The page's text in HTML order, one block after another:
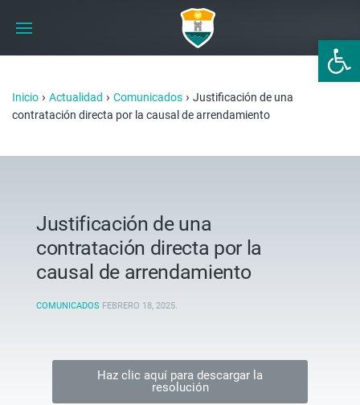
Abrir
Inicio › Actualidad › Comunicados › Justificación de una
contratación directa por la causal de arrendamiento
Justificación de una
contratación directa por la
causal de arrendamiento
COMUNICADOS FEBRERO 18, 2025.
Haz clic aquí para descargar la
resolución